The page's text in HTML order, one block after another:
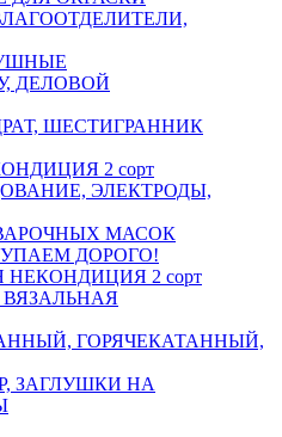
ДЕЛОВОЙ
ШЕСТИГРАННИК
2 сорт
ЭЛЕКТРОДЫ,
МАСОК
ДОРОГО!
2 сорт
ГОРЯЧЕКАТАННЫЙ,
ЗАГЛУШКИ НА